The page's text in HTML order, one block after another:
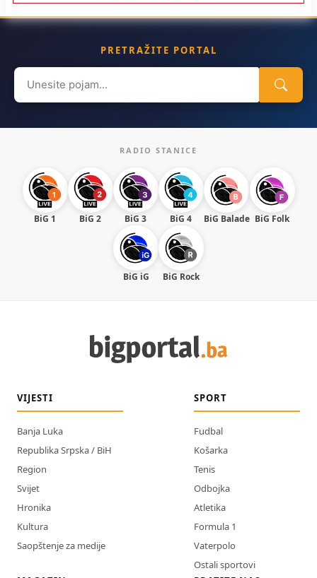
PRETRAŽITE PORTAL
Search
for:
RADIO STANICE
BiG 1 BiG 2 BiG 3 BiG 4 BiG Balade BiG Folk
BiG iG BiG Rock
VIJESTI
Banja Luka
Republika Srpska / BiH
Region
Svijet
Hronika
Kultura
Saopštenje za medije
SPORT
Fudbal
Košarka
Tenis
Odbojka
Atletika
Formula 1
Vaterpolo
Ostali sportovi